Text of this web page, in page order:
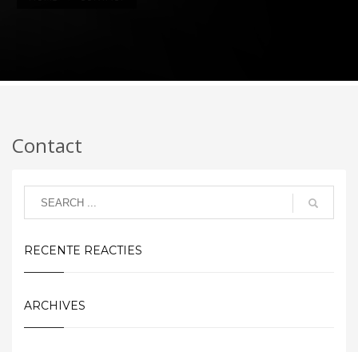
Contact
RECENTE REACTIES
ARCHIVES